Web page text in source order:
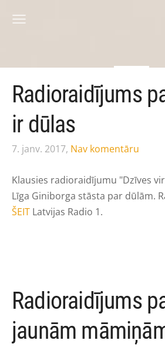
Radioraidījums
ir dūlas
7. janv. 2017, Nav komentāru
Klausies radioraidījumu "Dzīves
Līga Giniborga stāsta par dūlām.
ŠEIT Latvijas Radio 1.
Radioraidījums
jaunām